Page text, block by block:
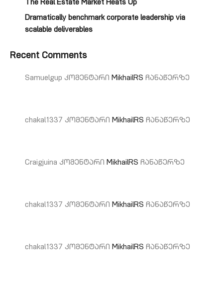
The Real Estate Market Heats Up
Dramatically benchmark corporate leadership via
scalable deliverables
Recent Comments
Samuelgup კომენტარი MikhailRS ჩანაწერზე
chakal1337 კომენტარი MikhailRS ჩანაწერზე
Craigjuina კომენტარი MikhailRS ჩანაწერზე
chakal1337 კომენტარი MikhailRS ჩანაწერზე
chakal1337 კომენტარი MikhailRS ჩანაწერზე